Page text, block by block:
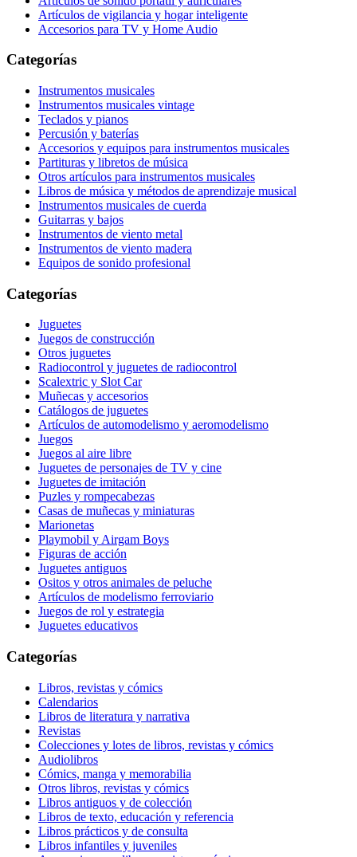
Artículos de vigilancia y hogar inteligente
Accesorios para TV y Home Audio
Categorías
Instrumentos musicales
Instrumentos musicales vintage
Teclados y pianos
Percusión y baterías
Accesorios y equipos para instrumentos musicales
Partituras y libretos de música
Otros artículos para instrumentos musicales
Libros de música y métodos de aprendizaje musical
Instrumentos musicales de cuerda
Guitarras y bajos
Instrumentos de viento metal
Instrumentos de viento madera
Equipos de sonido profesional
Categorías
Juguetes
Juegos de construcción
Otros juguetes
Radiocontrol y juguetes de radiocontrol
Scalextric y Slot Car
Muñecas y accesorios
Catálogos de juguetes
Artículos de automodelismo y aeromodelismo
Juegos
Juegos al aire libre
Juguetes de personajes de TV y cine
Juguetes de imitación
Puzles y rompecabezas
Casas de muñecas y miniaturas
Marionetas
Playmobil y Airgam Boys
Figuras de acción
Juguetes antiguos
Ositos y otros animales de peluche
Artículos de modelismo ferroviario
Juegos de rol y estrategia
Juguetes educativos
Categorías
Libros, revistas y cómics
Calendarios
Libros de literatura y narrativa
Revistas
Colecciones y lotes de libros, revistas y cómics
Audiolibros
Cómics, manga y memorabilia
Otros libros, revistas y cómics
Libros antiguos y de colección
Libros de texto, educación y referencia
Libros prácticos y de consulta
Libros infantiles y juveniles